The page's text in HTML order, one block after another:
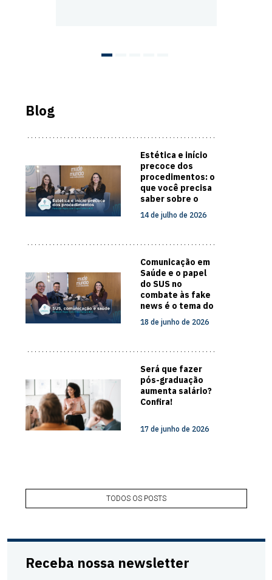
Blog
Estética e início
precoce dos
procedimentos: o
que você precisa
saber sobre o
cuidado com a
pele
14 de julho de 2026
Comunicação em
Saúde e o papel
do SUS no
combate às fake
news é o tema do
novo episódio do
Papo com
18 de junho de 2026
Será que fazer
pós-graduação
aumenta salário?
Confira!
17 de junho de 2026
TODOS OS POSTS
Receba nossa newsletter